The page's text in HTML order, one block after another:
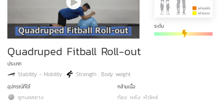
ระดับ
Quadruped Fitball Roll-out
ประเภท
Stability - Mobility Strength : Body weight
อุปกรณ์ที่ใช้
ลูกบอลยาง
กล้ามเนื้อ
ท้อง หลัง หัวไหล่